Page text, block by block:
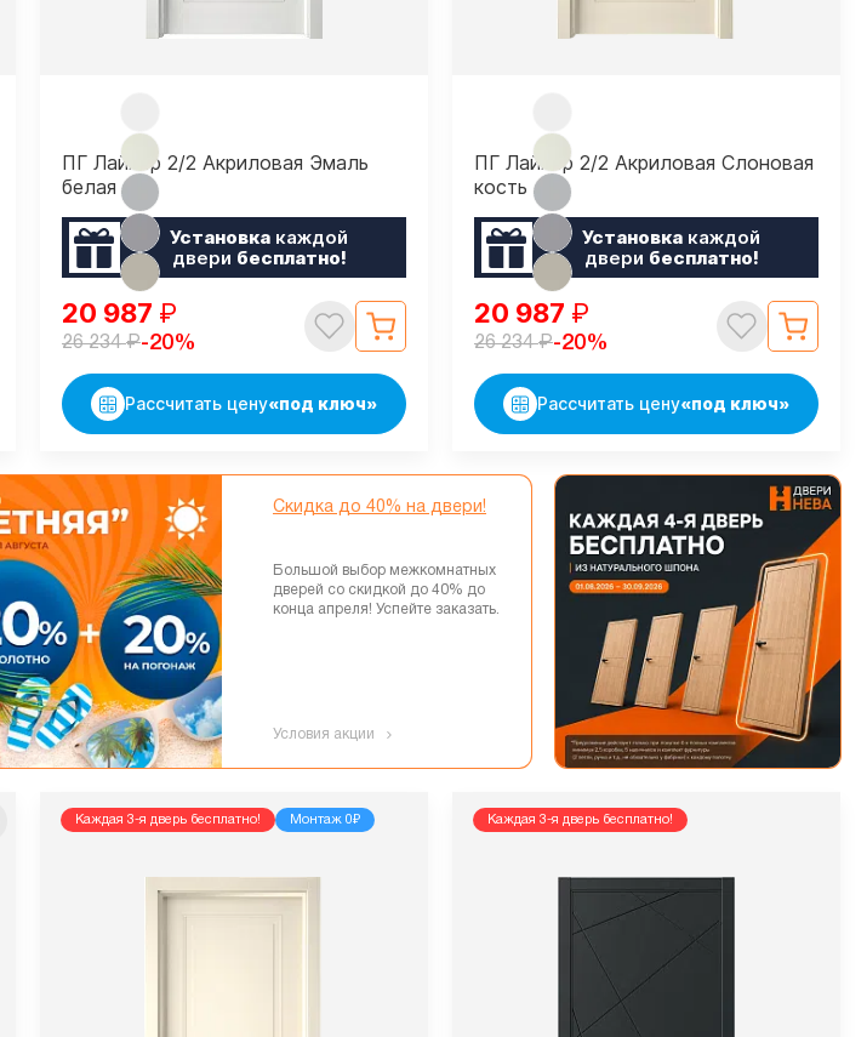
ПГ Лайнер 2/2 Акриловая Эмаль
белая
Установка каждой
двери бесплатно!
20 987 ₽
26 234₽-20%
Рассчитать цену«под ключ»
ПГ Лайнер 2/2 Акриловая Слоновая
кость
Установка каждой
двери бесплатно!
20 987 ₽
26 234₽-20%
Рассчитать цену«под ключ»
Скидка до 40% на двери!
Большой выбор межкомнатных
дверей со скидкой до 40% до
конца апреля! Успейте заказать.
Условия акции
Каждая 3-я дверь бесплатно! Монтаж 0₽ Каждая 3-я дверь бесплатно!